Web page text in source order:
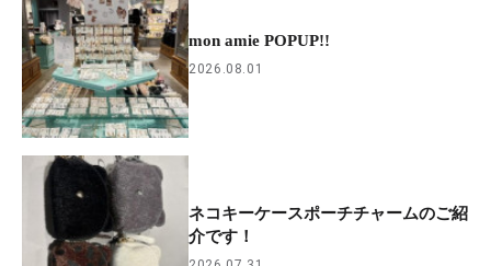
mon amie POPUP!!
2026.08.01
ネコキーケースポーチチャームのご紹
介です！